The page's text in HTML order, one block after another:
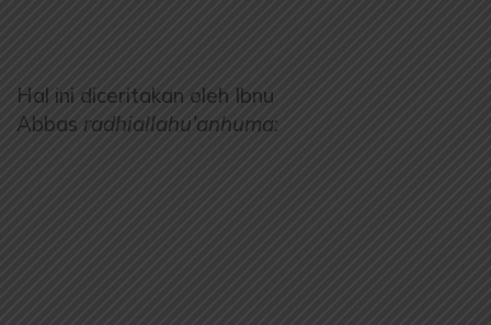
Hal ini diceritakan oleh Ibnu
Abbas radhiallahu’anhuma: